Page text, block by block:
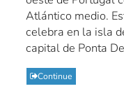
Atlántico medio.
celebra en la isla
capital de Ponta
Continue